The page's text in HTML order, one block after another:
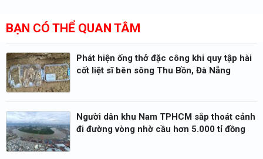
BẠN CÓ THỂ QUAN TÂM
Phát hiện ống thở đặc công khi quy tập hài
cốt liệt sĩ bên sông Thu Bồn, Đà Nẵng
Người dân khu Nam TPHCM sắp thoát cảnh
đi đường vòng nhờ cầu hơn 5.000 tỉ đồng